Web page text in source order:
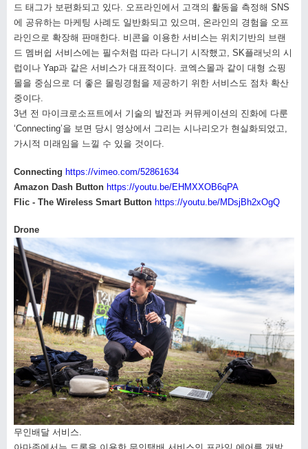
드 태그가 보편화되고 있다. 오프라인에서 고객의 활동을 측정해 SNS
에 공유하는 마케팅 사례도 일반화되고 있으며, 온라인의 경험을 오프
라인으로 확장해 판매한다. 비콘을 이용한 서비스는 위치기반의 브랜
드 멤버쉽 서비스에는 필수처럼 따라 다니기 시작했고, SK플래닛의 시
럽이나 Yap과 같은 서비스가 대표적이다. 코엑스몰과 같이 대형 쇼핑
몰을 중심으로 더 좋은 몰링경험을 제공하기 위한 서비스도 점차 확산
중이다.
3년 전 마이크로소프트에서 기술의 발전과 커뮤케이션의 진화에 다룬
‘Connecting’을 보면 당시 영상에서 그리는 시나리오가 현실화되었고,
가시적 미래임을 느낄 수 있을 것이다.
Connecting https://vimeo.com/52861634
Amazon Dash Button https://youtu.be/EHMXXOB6qPA
Flic - The Wireless Smart Button https://youtu.be/MDsjBh2xOgQ
Drone
무인배달 서비스.